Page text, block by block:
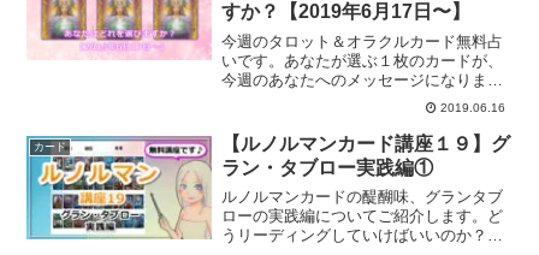
すか？【2019年6月17日〜】
今週のタロット＆オラクルカード無料占
いです。あなたが選ぶ１枚のカードが、
今週のあなたへのメッセージになりま
す。直感であなたが選ぶ１枚のカードは
2019.06.16
カード
【ルノルマンカード講座１９】グ
ラン・タブロー実践編①
ルノルマンカードの醍醐味、グランタブ
ローの実践編についてご紹介します。ど
うリーディングしていけばいいのか？の